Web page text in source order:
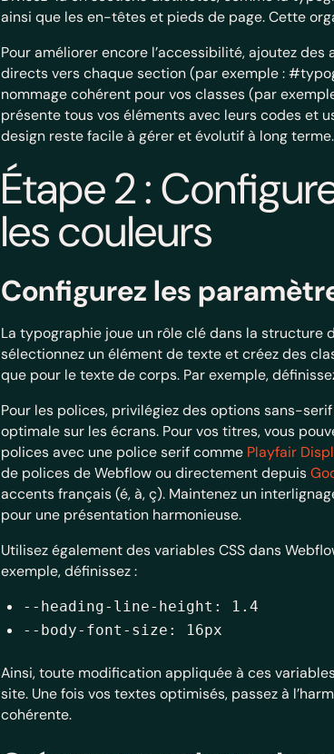
ainsi que les en-têtes et pieds de page. Cette
Pour améliorer encore l’accessibilité, ajoutez
directs vers chaque section (par exemple :
nommage cohérent pour vos classes (par
présente tous vos éléments avec leurs codes et
design reste facile à gérer et évolutif à long terme.
Étape 2 :
les couleurs
Configurez les
La typographie joue un rôle clé dans la structure
sélectionnez un élément de texte et créez des
que pour le texte de corps. Par exemple,
Pour les polices, privilégiez des options sans-
optimale sur les écrans. Pour vos titres, vous
polices avec une police serif comme Playfair
de polices de Webflow ou directement depuis
accents français (é, à, ç). Maintenez un
pour une présentation harmonieuse.
Utilisez également des variables CSS dans
exemple, définissez :
--heading-line-height: 1.4
--body-font-size: 16px
Ainsi, toute modification appliquée à ces
site. Une fois vos textes optimisés, passez à
cohérente.